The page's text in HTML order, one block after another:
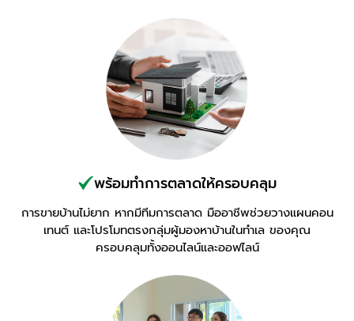
พร้อมทำการตลาดให้ครอบคลุม
การขายบ้านไม่ยาก หากมีทีมการตลาด มืออาชีพช่วยวางแผนคอน
เทนต์ และโปรโมทตรงกลุ่มผู้มองหาบ้านในทำเล ของคุณ
ครอบคลุมทั้งออนไลน์และออฟไลน์